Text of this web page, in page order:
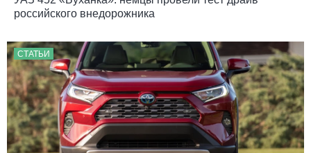
российского внедорожника
СТАТЬИ